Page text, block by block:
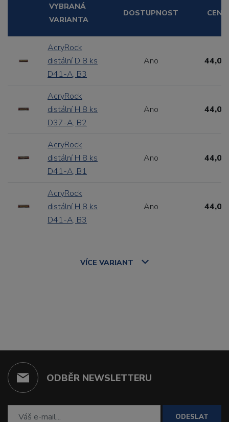
VYBRANÁ
VARIANTA
DOSTUPNOST CENA
AcryRock
distální D 8 ks
D41-A, B3
Ano 44,00
AcryRock
distální H 8 ks
D37-A, B2
Ano 44,00
AcryRock
distální H 8 ks
D41-A, B1
Ano 44,00
AcryRock
distální H 8 ks
D41-A, B3
Ano 44,00
VÍCE VARIANT
ODBĚR NEWSLETTERU
ODESLAT